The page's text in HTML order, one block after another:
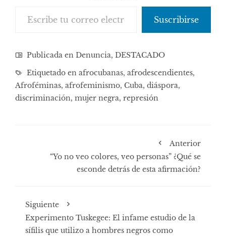
Suscribirse
Publicada en Denuncia, DESTACADO
Etiquetado en afrocubanas, afrodescendientes,
Afroféminas, afrofeminismo, Cuba, diáspora,
discriminación, mujer negra, represión
Anterior
“Yo no veo colores, veo personas” ¿Qué se
esconde detrás de esta afirmación?
Siguiente
Experimento Tuskegee: El infame estudio de la
sífilis que utilizo a hombres negros como